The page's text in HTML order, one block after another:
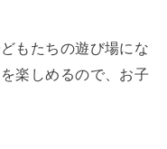
もたちの遊び場にな
楽しめるので、お子